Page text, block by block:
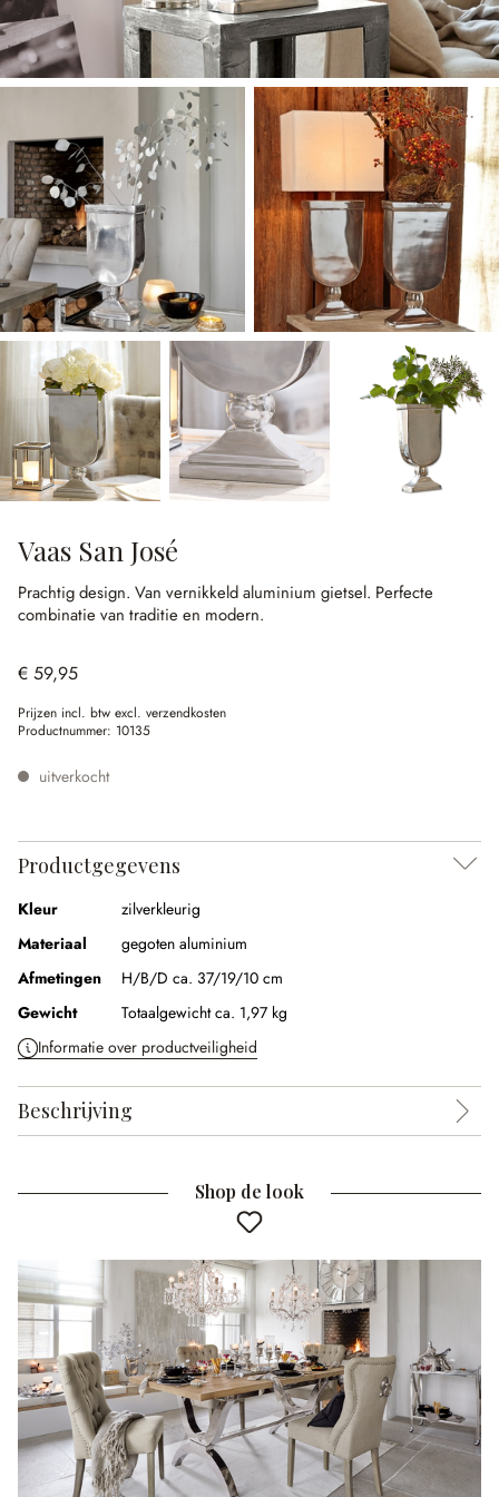
Vaas San José
Prachtig design. Van vernikkeld aluminium gietsel. Perfecte
combinatie van traditie en modern.
€ 59,95
Prijzen incl. btw excl. verzendkosten
Productnummer: 10135
uitverkocht
Productgegevens
Kleur
zilverkleurig
Materiaal
gegoten aluminium
Afmetingen
H/B/D ca. 37/19/10 cm
Gewicht
Totaalgewicht ca. 1,97 kg
Informatie over productveiligheid
Beschrijving
Shop de look